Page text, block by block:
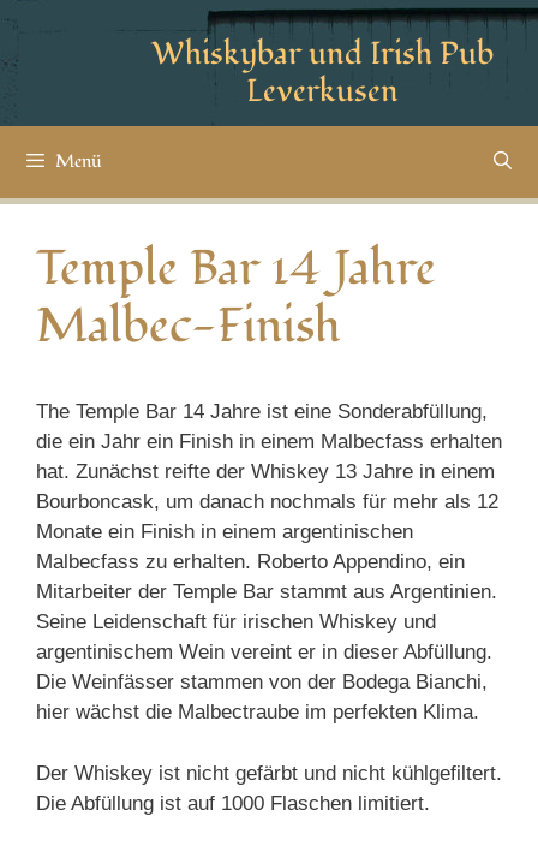
Whiskybar und Irish Pub
Leverkusen
Menü
Temple Bar 14 Jahre
Malbec-Finish
The Temple Bar 14 Jahre ist eine Sonderabfüllung,
die ein Jahr ein Finish in einem Malbecfass erhalten
hat. Zunächst reifte der Whiskey 13 Jahre in einem
Bourboncask, um danach nochmals für mehr als 12
Monate ein Finish in einem argentinischen
Malbecfass zu erhalten. Roberto Appendino, ein
Mitarbeiter der Temple Bar stammt aus Argentinien.
Seine Leidenschaft für irischen Whiskey und
argentinischem Wein vereint er in dieser Abfüllung.
Die Weinfässer stammen von der Bodega Bianchi,
hier wächst die Malbectraube im perfekten Klima.
Der Whiskey ist nicht gefärbt und nicht kühlgefiltert.
Die Abfüllung ist auf 1000 Flaschen limitiert.